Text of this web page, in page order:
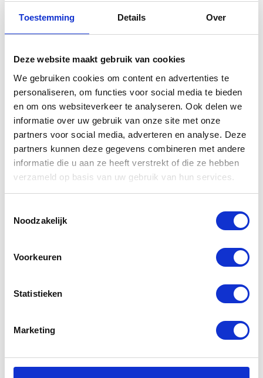
Toestemming Details Over
Deze website maakt gebruik van cookies
We gebruiken cookies om content en advertenties te
personaliseren, om functies voor social media te bieden
en om ons websiteverkeer te analyseren. Ook delen we
informatie over uw gebruik van onze site met onze
partners voor social media, adverteren en analyse. Deze
partners kunnen deze gegevens combineren met andere
informatie die u aan ze heeft verstrekt of die ze hebben
verzameld op basis van uw gebruik van hun services.
Noodzakelijk
Voorkeuren
Statistieken
Marketing
Yamaha
Uitlaat
origineel
Yamaha MT-
01
€
Yamaha
Yamalube GL
5 Rear Axle
Oil 80w90
Yamalube
17,00